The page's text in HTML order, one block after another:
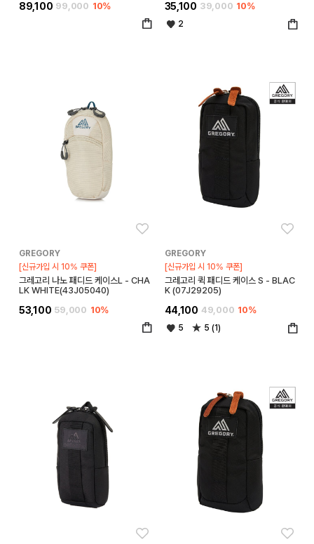
89,100 99,000 10% 35,100 39,000 10%
2
GREGORY
[신규가입 시 10% 쿠폰]
그레고리 나노 패디드 케이스L - CHA
LK WHITE(43J05040)
53,100 59,000 10%
GREGORY
[신규가입 시 10% 쿠폰]
그레고리 퀵 패디드 케이스 S - BLAC
K (07J29205)
44,100 49,000 10%
5 5 (1)